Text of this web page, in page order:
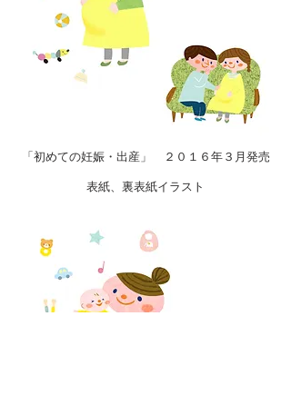
「初めての妊娠・出産」​ ２０１６年３月発売
​表紙、裏表紙イラスト